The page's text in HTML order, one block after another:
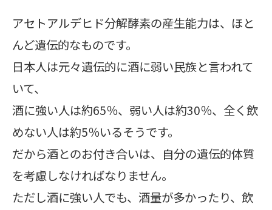
アセトアルデヒド分解酵素の産生能力は、ほと
んど遺伝的なものです。
日本人は元々遺伝的に酒に弱い民族と言われて
いて、
酒に強い人は約65％、弱い人は約30％、全く飲
めない人は約5％いるそうです。
だから酒とのお付き合いは、自分の遺伝的体質
を考慮しなければなりません。
ただし酒に強い人でも、酒量が多かったり、飲